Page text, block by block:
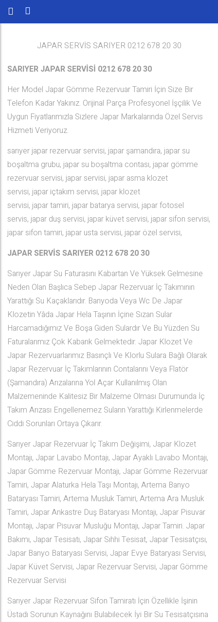
JAPAR SERVİS SARIYER 0212 678 20 30
SARIYER JAPAR SERVİSİ 0212 678 20 30
Her Model Japar Gömme Rezervuar Tamiri İçin Size Bir
Telefon Kadar Yakınız. Orijinal Parça Profesyonel İşçilik Ve
Uygun Fiyatlarımızla Sizlere Japar Markalarında Özel Servis
Hizmeti Veriyoruz.
sarıyer japar rezervuar servisi, japar şamandıra, japar su
boşaltma grubu, japar su boşaltma contası, japar gömme
rezervuar servisi, japar servisi, japar asma klozet
servisi, japar içtakım servisi, japar klozet
servisi, japar tamiri, japar batarya servisi, japar fotosel
servis, japar duş servisi, japar küvet servisi, japar sifon servisi,
japar sifon tamiri, japar usta servisi, japar özel servisi,
JAPAR SERVİS SARIYER 0212 678 20 30
Sarıyer Japar Su Faturasını Kabartan Ve Yüksek Gelmesine
Neden Olan Başlıca Sebep Japar Rezervuar İç Takımının
Yarattığı Su Kaçaklarıdır. Banyoda Veya Wc De Japar
Klozetin Yâda Japar Hela Taşının İçine Sızan Sular
Harcamadığımız Ve Boşa Giden Sulardır Ve Bu Yüzden Su
Faturalarımız Çok Kabarık Gelmektedir. Japar Klozet Ve
Japar Rezervuarlarımız Basınçlı Ve Klorlu Sulara Bağlı Olarak
Japar Rezervuar İç Takımlarının Contalarını Veya Flatör
(Şamandıra) Arızalarına Yol Açar Kullanılmış Olan
Malzemeninde Kalitesiz Bir Malzeme Olması Durumunda İç
Takım Arızası Engellenemez Suların Yarattığı Kirlenmelerde
Ciddi Sorunları Ortaya Çıkarır.
Sarıyer Japar Rezervuar İç Takım Değişimi, Japar Klozet
Montajı, Japar Lavabo Montajı, Japar Ayaklı Lavabo Montajı,
Japar Gömme Rezervuar Montajı, Japar Gömme Rezervuar
Tamiri, Japar Alaturka Hela Taşı Montajı, Artema Banyo
Bataryası Tamiri, Artema Musluk Tamiri, Artema Ara Musluk
Tamiri, Japar Ankastre Duş Bataryası Montajı, Japar Pisuvar
Montajı, Japar Pisuvar Musluğu Montajı, Japar Tamiri. Japar
Bakımı, Japar Tesisatı, Japar Sıhhi Tesisat, Japar Tesisatçısı,
Japar Banyo Bataryası Servisi, Japar Evye Bataryası Servisi,
Japar Küvet Servisi, Japar Rezervuar Servisi, Japar Gömme
Rezervuar Servisi
Sarıyer Japar Rezervuar Sifon Tamiratı İçin Özellikle İşinin
Üstadı Sorunun Kaynağını Bulabilecek İyi Bir Su Tesisatçısına